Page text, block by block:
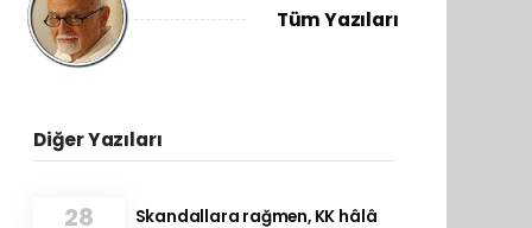
Tüm Yazıları
Diğer Yazıları
28 Skandallara rağmen, KK hâlâ